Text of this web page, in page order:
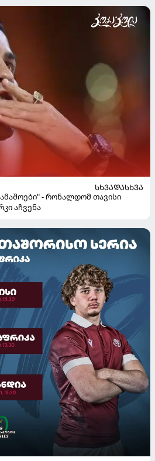
ᲡᲮᲕᲐᲓᲐᲡᲮᲕᲐ
- რონალდომ თავისი
აჩვენა